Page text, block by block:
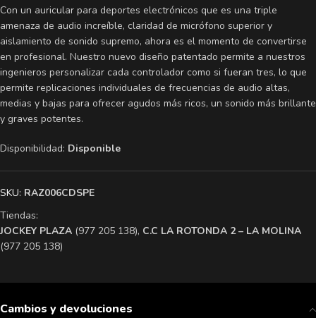
Con un auricular para deportes electrónicos que es una triple
amenaza de audio increíble, claridad de micrófono superior y
aislamiento de sonido supremo, ahora es el momento de convertirse
en profesional. Nuestro nuevo diseño patentado permite a nuestros
ingenieros personalizar cada controlador como si fueran tres, lo que
permite replicaciones individuales de frecuencias de audio altas,
medias y bajas para ofrecer agudos más ricos, un sonido más brillante
y graves potentes.
Disponibilidad: Disponible
SKU: RAZ006CDSPE
Tiendas:
​JOCKEY PLAZA (977 205 138), ​C.C LA ROTONDA 2 – LA MOLINA
(977 205 138)
Cambios y devoluciones